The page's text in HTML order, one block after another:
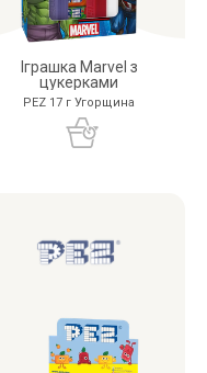
Іграшка Marvel з
цукерками
PEZ 17 г Угорщина